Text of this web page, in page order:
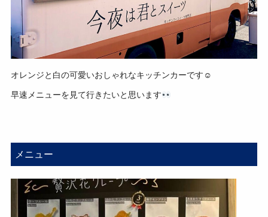
オレンジと白の可愛いおしゃれなキッチンカーです☺
早速メニューを見て行きたいと思います
メニュー